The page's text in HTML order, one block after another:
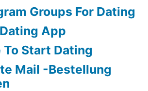
Groups For Dating
App
To Start Dating
Mail -Bestellung